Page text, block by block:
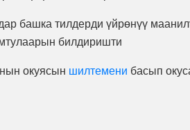
башка тилдерди үйрөнүү
билдиришти
окуясын шилтемени басып